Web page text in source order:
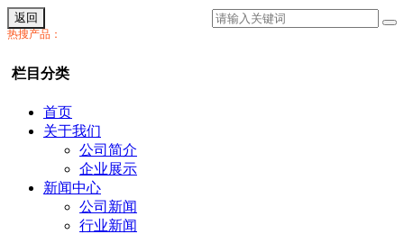
返回
热搜产品：
栏目分类
首页
关于我们
公司简介
企业展示
新闻中心
公司新闻
行业新闻